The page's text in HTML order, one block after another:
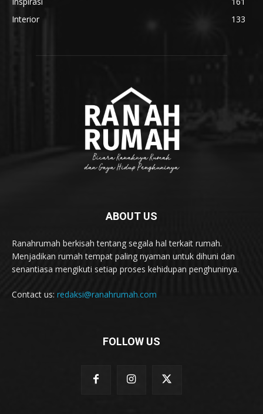
Interior
133
ABOUT US
Ranahrumah berkisah tentang segala hal terkait rumah.
Menjadikan rumah tempat paling nyaman untuk dihuni dan
senantiasa mengikuti setiap proses kehidupan penghuninya.
Contact us: redaksi@ranahrumah.com
FOLLOW US